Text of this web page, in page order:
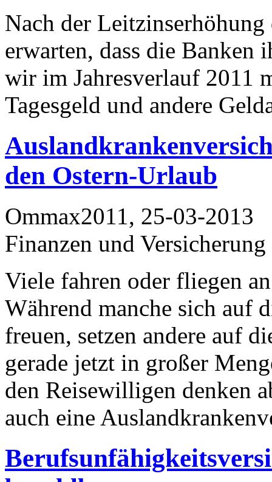
Nach der
erwarten, dass die Banken
wir im Jahresverlauf 2011
Tagesgeld und andere
den Ostern-Urlaub
Ommax2011, 25-03-2013
Finanzen und Versicherung
Viele fahren oder fliegen
Während manche sich auf
freuen, setzen andere auf
gerade jetzt in großer
den Reisewilligen denken
auch eine